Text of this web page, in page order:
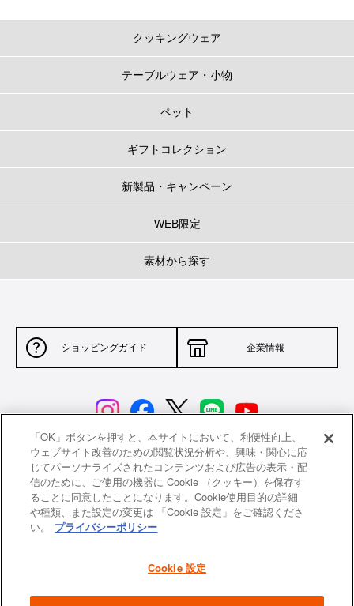
クッキングウェア
テーブルウェア・小物
ペット
ギフトコレクション
新製品・キャンペーン
WEB限定
素材から探す
ショッピングガイド 企業情報
サイトポリシー 特定商取引法に基づく表示
並行輸入品について 個人情報保護方針
返品について
よくあるご質問 お問い合わせ
「OK」ボタンを押すと、本サイトにおいて、利便性向上、
ウェブサイト改善のための閲覧状況分析や、興味・関心に応
じてパーソナライズされたコンテンツおよび広告の表示・配
信のために、ご使用の機器に Cookie （クッキー）を保存す
ることに同意したことになります。Cookie使用目的の詳細
や種類、また設定の変更は 「Cookie 設定」をご確認くださ
い。
プライバシーポリシー
Cookie 設定